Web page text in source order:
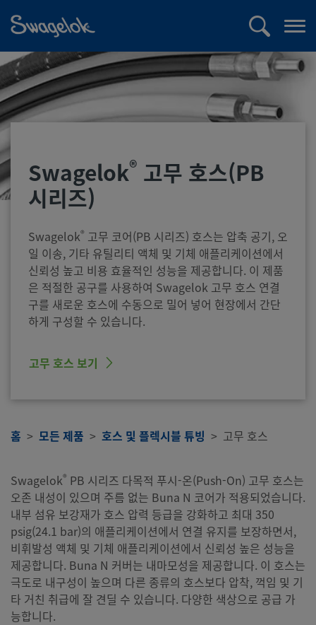
색
뉴
열
Swagelok® 고무 호스(PB
시리즈)
Swagelok® 고무 코어(PB 시리즈) 호스는 압축 공기, 오
일 이송, 기타 유틸리티 액체 및 기체 애플리케이션에서
신뢰성 높고 비용 효율적인 성능을 제공합니다. 이 제품
은 적절한 공구를 사용하여 Swagelok 고무 호스 연결
구를 새로운 호스에 수동으로 밀어 넣어 현장에서 간단
하게 구성할 수 있습니다.
고무 호스 보기
홈 모든 제품 호스 및 플렉시블 튜빙 고무 호스
Swagelok® PB 시리즈 다목적 푸시-온(Push-On) 고무 호스는
오존 내성이 있으며 주름 없는 Buna N 코어가 적용되었습니다.
내부 섬유 보강재가 호스 압력 등급을 강화하고 최대 350
psig(24.1 bar)의 애플리케이션에서 연결 유지를 보장하면서,
비휘발성 액체 및 기체 애플리케이션에서 신뢰성 높은 성능을
제공합니다. Buna N 커버는 내마모성을 제공합니다. 이 호스는
극도로 내구성이 높으며 다른 종류의 호스보다 압착, 꺽임 및 기
타 거친 취급에 잘 견딜 수 있습니다. 다양한 색상으로 공급 가
능합니다.